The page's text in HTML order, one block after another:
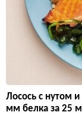
Лосось с нутом
мм белка за 25